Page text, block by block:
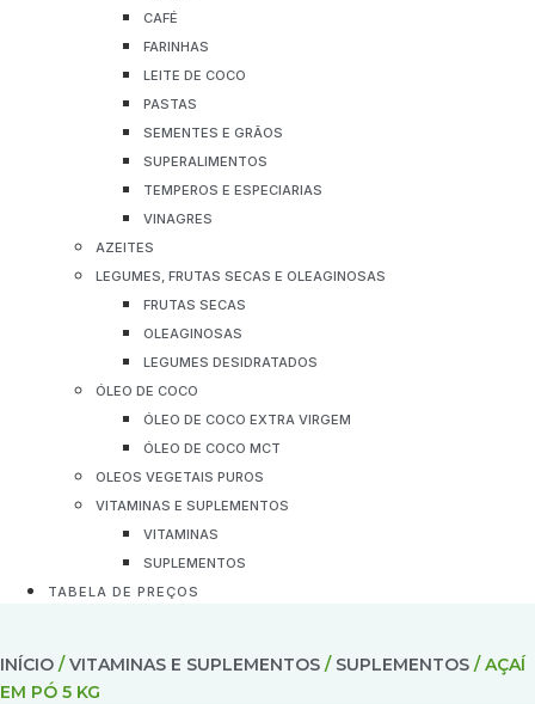
CAFÉ
FARINHAS
LEITE DE COCO
PASTAS
SEMENTES E GRÃOS
SUPERALIMENTOS
TEMPEROS E ESPECIARIAS
VINAGRES
AZEITES
LEGUMES, FRUTAS SECAS E OLEAGINOSAS
FRUTAS SECAS
OLEAGINOSAS
LEGUMES DESIDRATADOS
ÓLEO DE COCO
ÓLEO DE COCO EXTRA VIRGEM
ÓLEO DE COCO MCT
OLEOS VEGETAIS PUROS
VITAMINAS E SUPLEMENTOS
VITAMINAS
SUPLEMENTOS
TABELA DE PREÇOS
INÍCIO /VITAMINAS E SUPLEMENTOS / SUPLEMENTOS / AÇAÍ
EM PÓ 5 KG